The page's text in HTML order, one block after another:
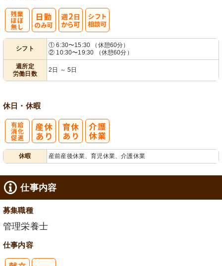
シフト
① 6:30〜15:30 （休憩60分）
② 10:30〜19:30 （休憩60分）
週所定
労働日数
2日 ～ 5日
休日・休暇
休暇 産前産後休業、育児休業、介護休業
仕事内容
募集職種
管理栄養士
仕事内容